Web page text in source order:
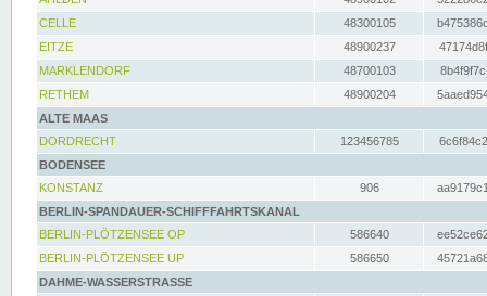
CELLE
48300105
EITZE
48900237
MARKLENDORF
48700103
RETHEM
48900204
ALTE MAAS
DORDRECHT
123456785
BODENSEE
KONSTANZ
906
BERLIN-SPANDAUER-SCHIFFFAHRTSKANAL
BERLIN-PLÖTZENSEE OP
586640
BERLIN-PLÖTZENSEE UP
586650
DAHME-WASSERSTRASSE